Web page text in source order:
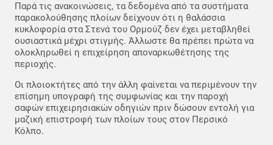
Παρά τις ανακοινώσεις, τα δεδομένα από τα συστήματα
παρακολούθησης πλοίων δείχνουν ότι η θαλάσσια
κυκλοφορία στα Στενά του Ορμούζ δεν έχει μεταβληθεί
ουσιαστικά μέχρι στιγμής. Άλλωστε θα πρέπει πρώτα να
ολοκληρωθεί η επιχείρηση αποναρκωθέτησης της
περιοχής.
Οι πλοιοκτήτες από την άλλη φαίνεται να περιμένουν την
επίσημη υπογραφή της συμφωνίας και την παροχή
σαφών επιχειρησιακών οδηγιών πριν δώσουν εντολή για
μαζική επιστροφή των πλοίων τους στον Περσικό
Κόλπο.